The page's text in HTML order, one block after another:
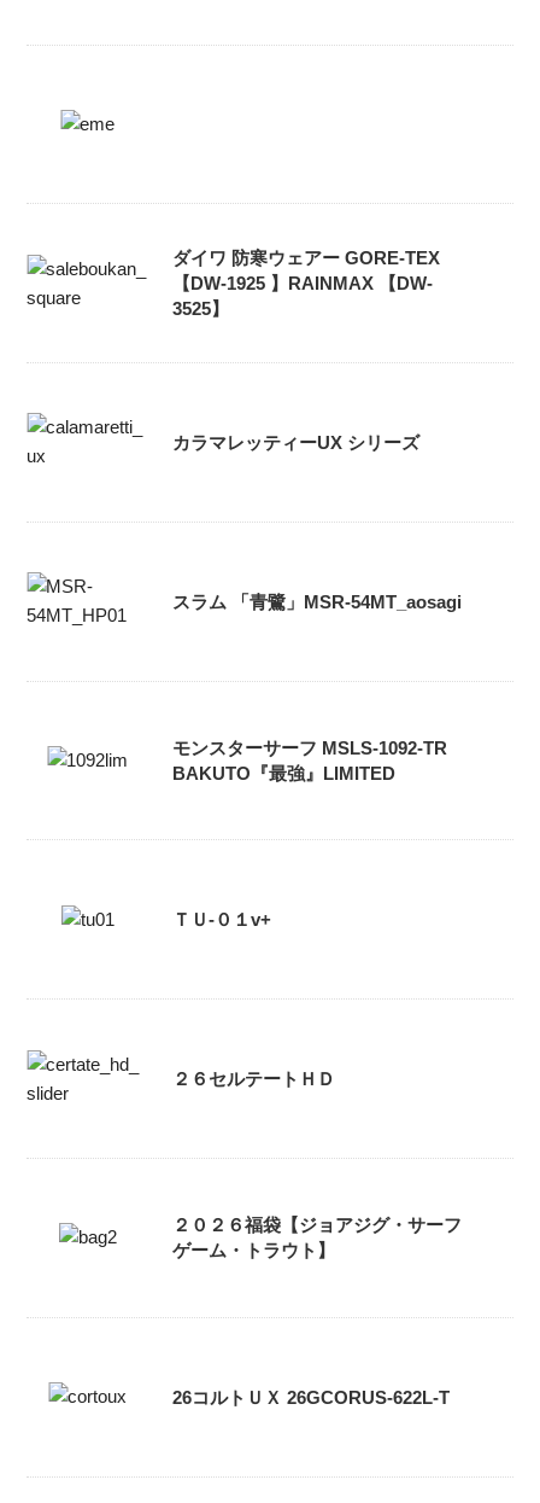
ダイワ 防寒ウェアー GORE-TEX
【DW-1925 】RAINMAX 【DW-
3525】
カラマレッティーUX シリーズ
スラム 「青鷺」MSR-54MT_aosagi
モンスターサーフ MSLS-1092-TR
BAKUTO『最強』LIMITED
ＴＵ-０１v+
２６セルテートＨＤ
２０２６福袋【ジョアジグ・サーフ
ゲーム・トラウト】
26コルトＵＸ 26GCORUS-622L-T